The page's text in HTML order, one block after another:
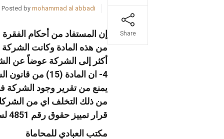
Share
Posted by mohammad al abbadi
من هذه المادة وكانت
أكثر إلى الشركة عوضاً عن
يمنع من تقرير وجود الشركة
من ذلك التخلف اي من
قرار تمييز حقوق رقم 4851 لسنة 2022 .
مكتب العبادي للمحاماة
تواصل